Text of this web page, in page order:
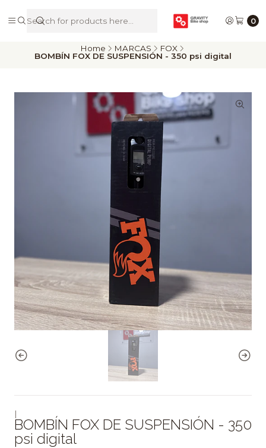
0
De Riders para Riders
Home MARCAS
FOX
BOMBÍN FOX DE SUSPENSIÓN - 350 psi digital
|
BOMBÍN FOX DE SUSPENSIÓN - 350
psi digital